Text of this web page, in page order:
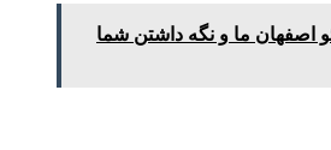
ما و نگه داشتن شما